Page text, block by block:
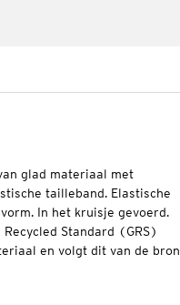
glad materiaal met
tailleband. Elastische
In het kruisje gevoerd.
Standard (GRS)
en volgt dit van de bron